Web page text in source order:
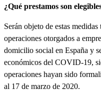
¿Qué prestamos son
Serán objeto de estas
operaciones otorgados a
domicilio social en España y
económicos del COVID-19,
operaciones hayan sido
al 17 de marzo de 2020.